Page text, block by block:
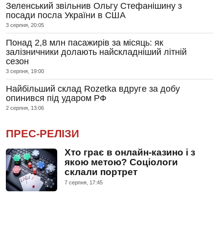
Зеленський звільнив Ольгу Стефанішину з
посади посла України в США
3 серпня, 20:05
Понад 2,8 млн пасажирів за місяць: як
залізничники долають найскладніший літній
сезон
3 серпня, 19:00
Найбільший склад Rozetka вдруге за добу
опинився під ударом РФ
2 серпня, 13:06
ПРЕС-РЕЛІЗИ
Хто грає в онлайн-казино і з
якою метою? Соціологи
склали портрет
7 серпня, 17:45